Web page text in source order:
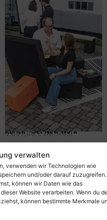
verwalten
verwenden wir Technologien wie
und/oder darauf zuzugreifen.
können wir Daten wie das
Website verarbeiten. Wenn du
können bestimmte Merkmale
Xbrick®-Set New Work
3.859,00€ inkl. MwSt.